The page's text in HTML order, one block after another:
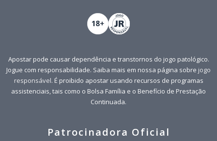
Apostar pode causar dependência e transtornos do jogo patológico.
Jogue com responsabilidade. Saiba mais em nossa página sobre jogo
responsável. É proibido apostar usando recursos de programas
assistenciais, tais como o Bolsa Família e o Benefício de Prestação
Continuada.
Patrocinadora Oficial